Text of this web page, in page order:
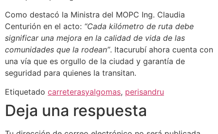
Como destacó la Ministra del MOPC Ing. Claudia
Centurión en el acto: “Cada kilómetro de ruta debe
significar una mejora en la calidad de vida de las
comunidades que la rodean”. Itacurubí ahora cuenta con
una vía que es orgullo de la ciudad y garantía de
seguridad para quienes la transitan.
Etiquetado carreterasyalgomas, perisandru
Deja una respuesta